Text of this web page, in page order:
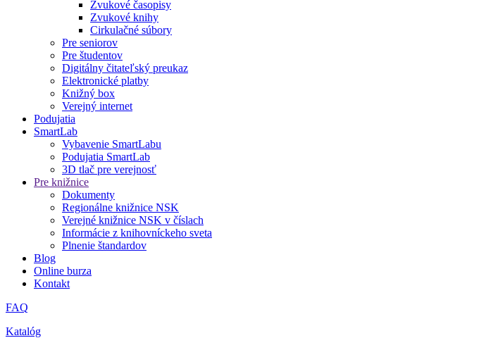
Zvukové časopisy
Zvukové knihy
Cirkulačné súbory
Pre seniorov
Pre študentov
Digitálny čitateľský preukaz
Elektronické platby
Knižný box
Verejný internet
Podujatia
SmartLab
Vybavenie SmartLabu
Podujatia SmartLab
3D tlač pre verejnosť
Pre knižnice
Dokumenty
Regionálne knižnice NSK
Verejné knižnice NSK v číslach
Informácie z knihovníckeho sveta
Plnenie štandardov
Blog
Online burza
Kontakt
FAQ
Katalóg